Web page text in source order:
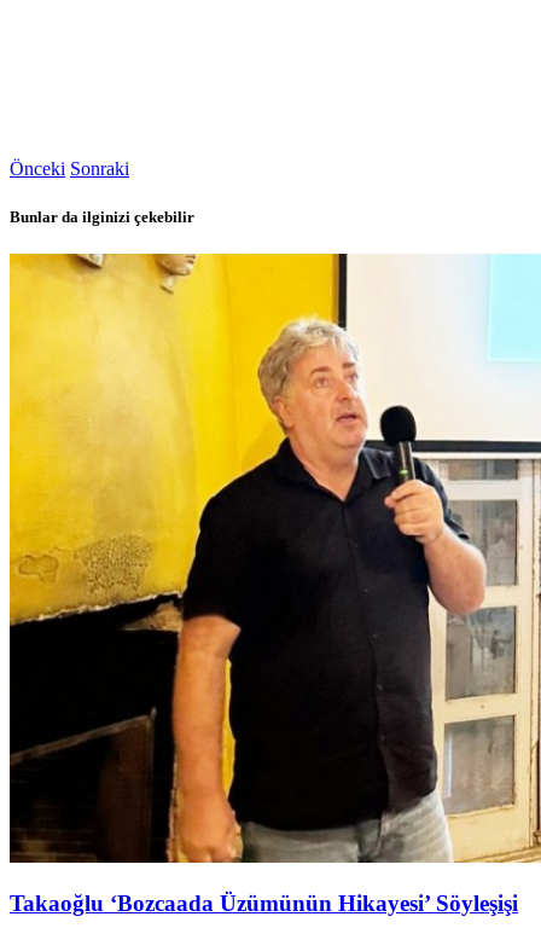
Önceki Sonraki
Bunlar da ilginizi çekebilir
Takaoğlu ‘Bozcaada Üzümünün Hikayesi’ Söyleşişi